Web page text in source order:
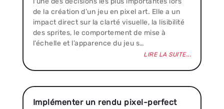
de la création d’un jeu en pixel art. Elle a un
impact direct sur la clarté visuelle, la lisibilité
des sprites, le comportement de mise à
l’échelle et l’apparence du jeu s…
LIRE LA SUITE...
Implémenter un rendu pixel-perfect